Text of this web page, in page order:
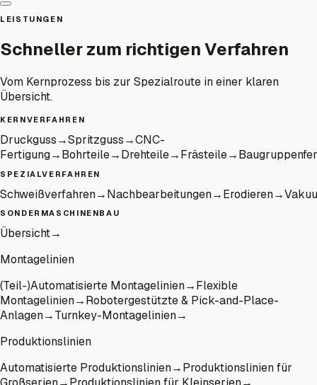
LEISTUNGEN
Schneller zum richtigen Verfahren
Vom Kernprozess bis zur Spezialroute in einer klaren
Übersicht.
KERNVERFAHREN
Druckguss→Spritzguss→CNC-
Fertigung→Bohrteile→Drehteile→Frästeile→
SPEZIALVERFAHREN
Schweißverfahren→Nachbearbeitungen→Erodieren→
SONDERMASCHINENBAU
Übersicht→
Montagelinien
(Teil-)Automatisierte Montagelinien→Flexible
Montagelinien→Robotergestützte & Pick-and-Place-
Anlagen→Turnkey-Montagelinien→
Produktionslinien
Automatisierte Produktionslinien→Produktionslinien für